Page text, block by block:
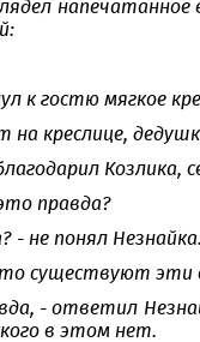
к гостю мягкое
на креслице,
Козлика,
правда?
- не понял Незнайка.
существуют эти
- ответил
в этом нет.